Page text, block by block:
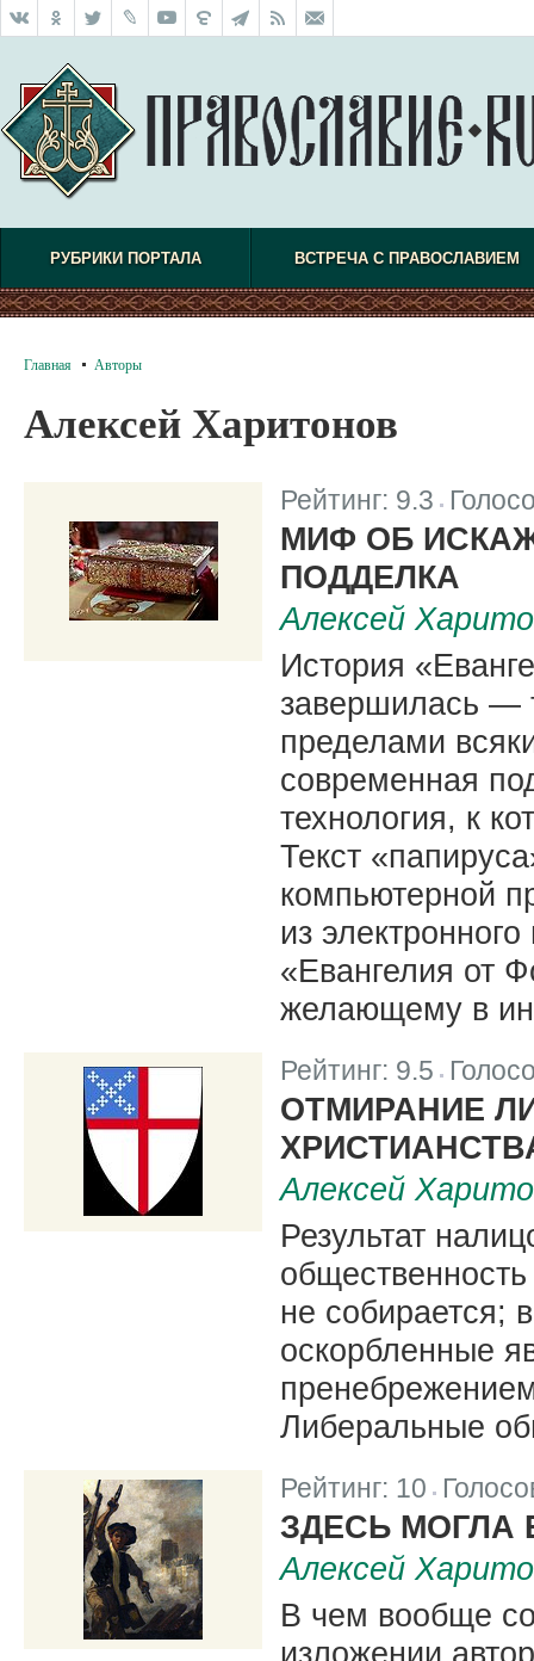
РУБРИКИ ПОРТАЛА ВСТРЕЧА С ПРАВОСЛАВИЕМ
Главная Авторы
Алексей Харитонов
Рейтинг: 9.3
МИФ ОБ
ПОДДЕЛКА
Алексей
История
завершилась —
пределами
современная
технология, к
Текст
компьютерной
из
«Евангелия от
желающему в
Рейтинг: 9.5
ОТМИРАНИЕ
Алексей
Результат
не
оскорбленные
Либеральные
Рейтинг: 10
ЗДЕСЬ МОГЛА
Алексей
В чем вообще
изложении